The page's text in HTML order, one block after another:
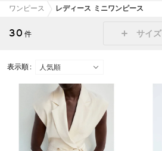
ワンピース
レディース ミニワンピース
30 件 サイズ
表示順 :